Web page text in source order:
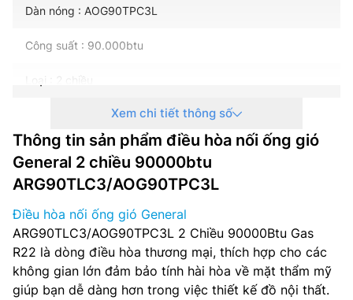
Dàn nóng : AOG90TPC3L
Công suất : 90.000btu
Loại : 2 chiều
Tính năng : Non Inverter
Môi chất lạnh : R407C
Điện áp : 3 pha 380V
Xuất xứ : Thái lan
Bảo hành : 12 tháng
Xem chi tiết thông số
Thông tin sản phẩm điều hòa nối ống gió
General 2 chiều 90000btu
ARG90TLC3/AOG90TPC3L
Điều hòa nối ống gió General
ARG90TLC3/AOG90TPC3L 2 Chiều 90000Btu Gas
R22 là dòng điều hòa thương mại, thích hợp cho các
không gian lớn đảm bảo tính hài hòa về mặt thẩm mỹ
giúp bạn dễ dàng hơn trong việc thiết kế đồ nội thất.